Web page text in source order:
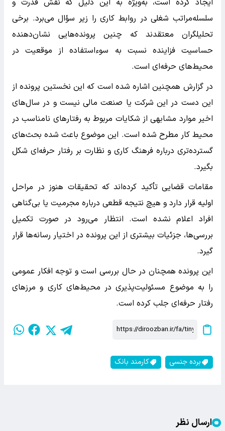
ایجاد کرده است، به‌ویژه به این دلیل که نقش قدرت و
سلسله‌مراتب شغلی در روابط کاری را زیر سؤال می‌برد. برخی
تحلیلگران معتقدند که چنین پرونده‌هایی نشان‌دهنده
حساسیت فزاینده نسبت به سوءاستفاده از موقعیت در
محیط‌های حرفه‌ای است.
در گزارش همچنین اشاره شده است که این نخستین پرونده از
این دست در این شرکت یا صنعت مالی نیست و در سال‌های
اخیر موارد مشابهی از شکایات مربوط به رفتارهای نامناسب در
محیط کار مطرح شده است. این موضوع باعث شده بحث‌های
گسترده‌تری درباره فرهنگ کاری و نظارت بر رفتار حرفه‌ای شکل
بگیرد.
مقامات قضایی تأکید کرده‌اند که تحقیقات هنوز در مراحل
اولیه قرار دارد و هیچ نتیجه قطعی درباره مجرمیت یا بی‌گناهی
افراد اعلام نشده است. انتظار می‌رود در صورت تکمیل
بررسی‌ها، جزئیات بیشتری از این پرونده در اختیار رسانه‌ها قرار
گیرد.
این پرونده همچنان در حال بررسی است و توجه افکار عمومی
را به موضوع مسئولیت‌پذیری در محیط‌های کاری و مرزهای
رفتار حرفه‌ای جلب کرده است.
برده جنسی کارمند بانک
ارسال نظر